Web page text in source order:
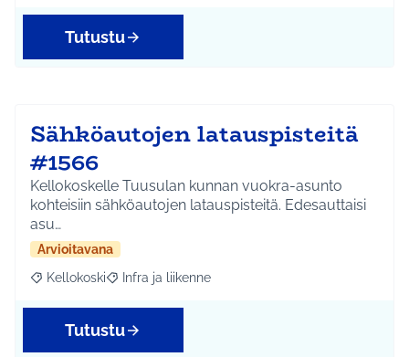
Tutustu
Sähköautojen latauspisteitä
#1566
Kellokoskelle Tuusulan kunnan vuokra-asunto
kohteisiin sähköautojen latauspisteitä. Edesauttaisi
asu…
Arvioitavana
Rajaa tulokset aihepiirin mukaan: Kellokoski
Kellokoski Rajaa tulokset teeman mukaan: Infra ja liikenne
Infra ja liikenne
Tutustu